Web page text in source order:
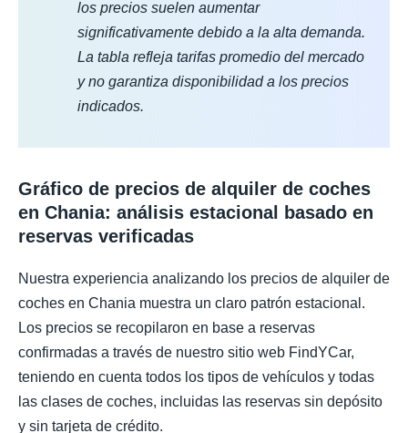
los precios suelen aumentar
significativamente debido a la alta demanda.
La tabla refleja tarifas promedio del mercado
y no garantiza disponibilidad a los precios
indicados.
Gráfico de precios de alquiler de coches
en Chania: análisis estacional basado en
reservas verificadas
Nuestra experiencia analizando los precios de alquiler de
coches en Chania muestra un claro patrón estacional.
Los precios se recopilaron en base a reservas
confirmadas a través de nuestro sitio web FindYCar,
teniendo en cuenta todos los tipos de vehículos y todas
las clases de coches, incluidas las reservas sin depósito
y sin tarjeta de crédito.